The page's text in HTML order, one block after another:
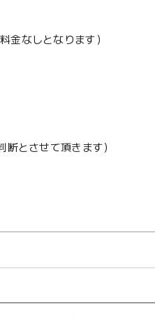
金なしとなります）
とさせて頂きます）